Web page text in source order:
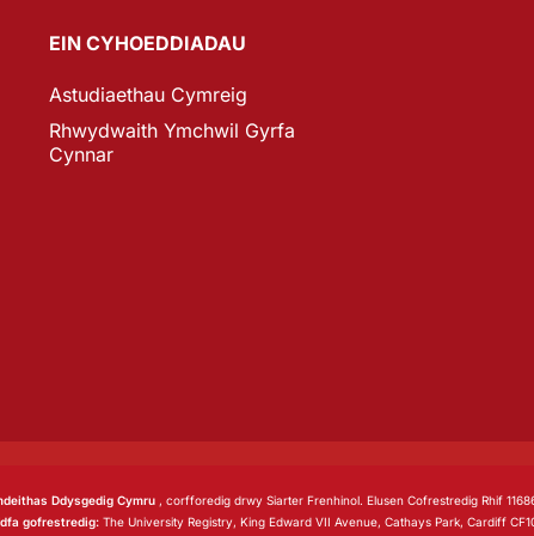
EIN CYHOEDDIADAU
Astudiaethau Cymreig
Rhwydwaith Ymchwil Gyrfa
Cynnar
Ddysgedig Cymru , corfforedig drwy Siarter Frenhinol. Elusen Cofrestredig Rhif
gofrestredig: The University Registry, King Edward VII Avenue, Cathays Park, Cardiff